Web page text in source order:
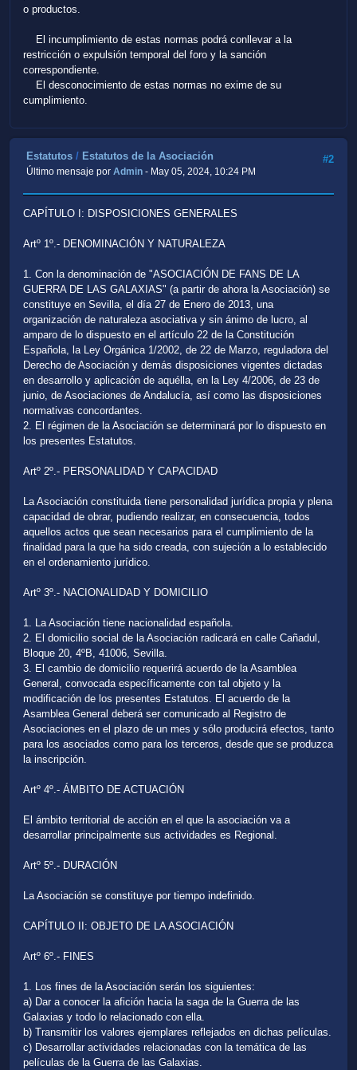
o productos.
El incumplimiento de estas normas podrá conllevar a la
restricción o expulsión temporal del foro y la sanción
correspondiente.
El desconocimiento de estas normas no exime de su
cumplimiento.
#2
Estatutos / Estatutos de la Asociación
Último mensaje por Admin - May 05, 2024, 10:24 PM
CAPÍTULO I: DISPOSICIONES GENERALES
Artº 1º.- DENOMINACIÓN Y NATURALEZA
1. Con la denominación de "ASOCIACIÓN DE FANS DE LA
GUERRA DE LAS GALAXIAS" (a partir de ahora la Asociación) se
constituye en Sevilla, el día 27 de Enero de 2013, una
organización de naturaleza asociativa y sin ánimo de lucro, al
amparo de lo dispuesto en el artículo 22 de la Constitución
Española, la Ley Orgánica 1/2002, de 22 de Marzo, reguladora del
Derecho de Asociación y demás disposiciones vigentes dictadas
en desarrollo y aplicación de aquélla, en la Ley 4/2006, de 23 de
junio, de Asociaciones de Andalucía, así como las disposiciones
normativas concordantes.
2. El régimen de la Asociación se determinará por lo dispuesto en
los presentes Estatutos.
Artº 2º.- PERSONALIDAD Y CAPACIDAD
La Asociación constituida tiene personalidad jurídica propia y plena
capacidad de obrar, pudiendo realizar, en consecuencia, todos
aquellos actos que sean necesarios para el cumplimiento de la
finalidad para la que ha sido creada, con sujeción a lo establecido
en el ordenamiento jurídico.
Artº 3º.- NACIONALIDAD Y DOMICILIO
1. La Asociación tiene nacionalidad española.
2. El domicilio social de la Asociación radicará en calle Cañadul,
Bloque 20, 4ºB, 41006, Sevilla.
3. El cambio de domicilio requerirá acuerdo de la Asamblea
General, convocada específicamente con tal objeto y la
modificación de los presentes Estatutos. El acuerdo de la
Asamblea General deberá ser comunicado al Registro de
Asociaciones en el plazo de un mes y sólo producirá efectos, tanto
para los asociados como para los terceros, desde que se produzca
la inscripción.
Artº 4º.- ÁMBITO DE ACTUACIÓN
El ámbito territorial de acción en el que la asociación va a
desarrollar principalmente sus actividades es Regional.
Artº 5º.- DURACIÓN
La Asociación se constituye por tiempo indefinido.
CAPÍTULO II: OBJETO DE LA ASOCIACIÓN
Artº 6º.- FINES
1. Los fines de la Asociación serán los siguientes:
a) Dar a conocer la afición hacia la saga de la Guerra de las
Galaxias y todo lo relacionado con ella.
b) Transmitir los valores ejemplares reflejados en dichas películas.
c) Desarrollar actividades relacionadas con la temática de las
películas de la Guerra de las Galaxias.